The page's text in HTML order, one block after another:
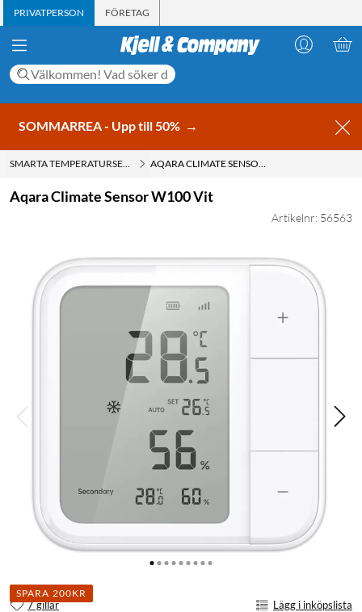
PRIVATPERSON FÖRETAG
SOMMARREA - Upp till 50% →
SMARTA TEMPERATURSENSORER AQARA CLIMATE SENSOR W100 VIT
Aqara Climate Sensor W100 Vit
Artikelnr: 56563
SPARA 200KR
7 gillar Lägg i inköpslista